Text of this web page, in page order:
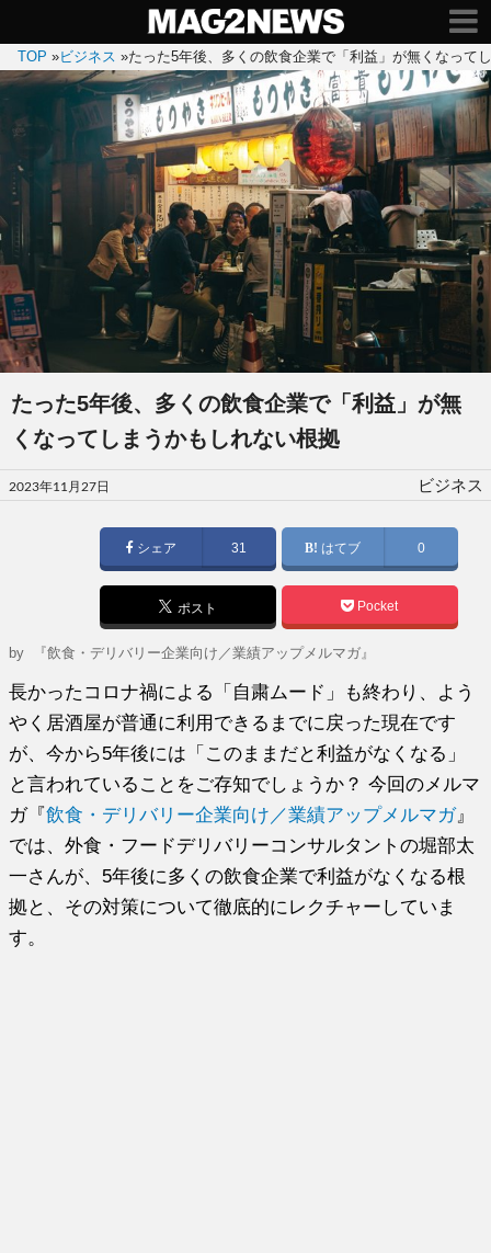
TOP »ビジネス »たった5年後、多くの飲食企業で「利益」が無くなって
たった5年後、多くの飲食企業で「利益」が無
くなってしまうかもしれない根拠
投
稿
2023年11月27日 ビジネス
シェア 31 はてブ 0
ポスト Pocket
by 『飲食・デリバリー企業向け／業績アップメルマガ』
長かったコロナ禍による「自粛ムード」も終わり、よう
やく居酒屋が普通に利用できるまでに戻った現在です
が、今から5年後には「このままだと利益がなくなる」
と言われていることをご存知でしょうか？ 今回のメルマ
ガ『飲食・デリバリー企業向け／業績アップメルマガ』
では、外食・フードデリバリーコンサルタントの堀部太
一さんが、5年後に多くの飲食企業で利益がなくなる根
拠と、その対策について徹底的にレクチャーしていま
す。